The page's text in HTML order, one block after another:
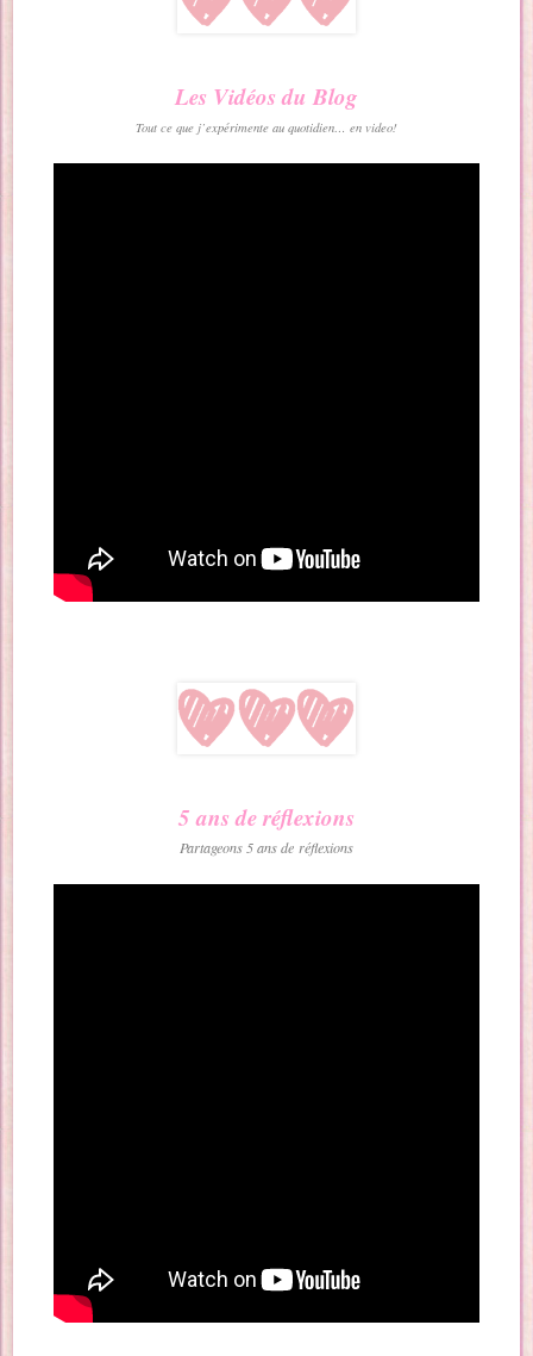
Les Vidéos du Blog
Tout ce que j’expérimente au quotidien… en video!
5 ans de réflexions
Partageons 5 ans de réflexions